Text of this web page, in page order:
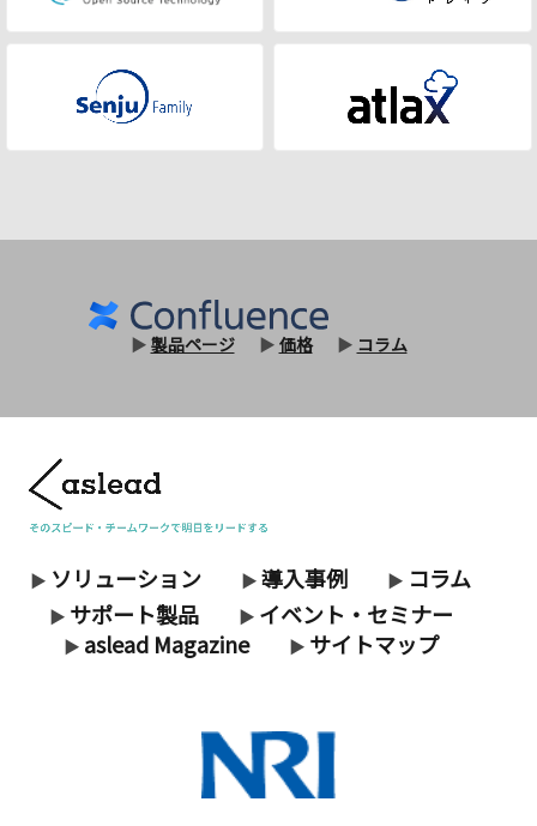
▶ 製品ページ ▶ 価格 ▶ コラム
▶ ソリューション ▶ 導入事例 ▶ コラム
▶ サポート製品 ▶ イベント・セミナー
▶ aslead Magazine ▶ サイトマップ